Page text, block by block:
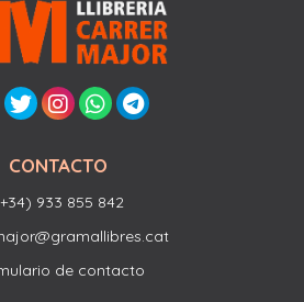
CONTACTO
933 855 842
de contacto